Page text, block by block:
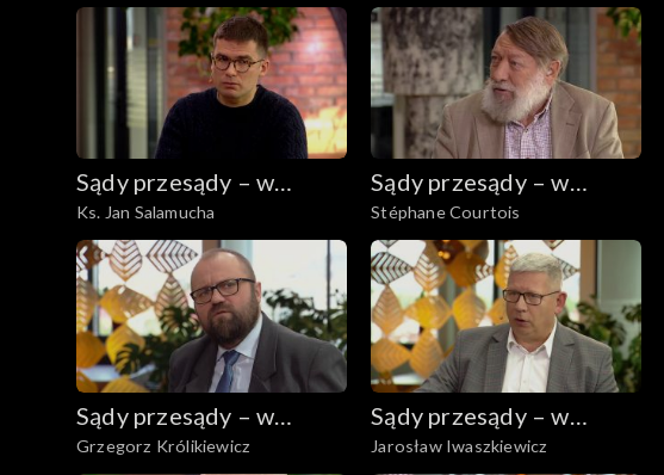
Sądy przesądy – w
powiększeniu
Ks. Jan Salamucha
Sądy przesądy – w
powiększeniu
Stéphane Courtois
Sądy przesądy – w
powiększeniu
Grzegorz Królikiewicz
Sądy przesądy – w
powiększeniu
Jarosław Iwaszkiewicz